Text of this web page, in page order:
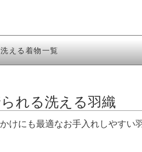
洗える着物一覧
れる洗える羽織
けにも最適なお手入れしやすい